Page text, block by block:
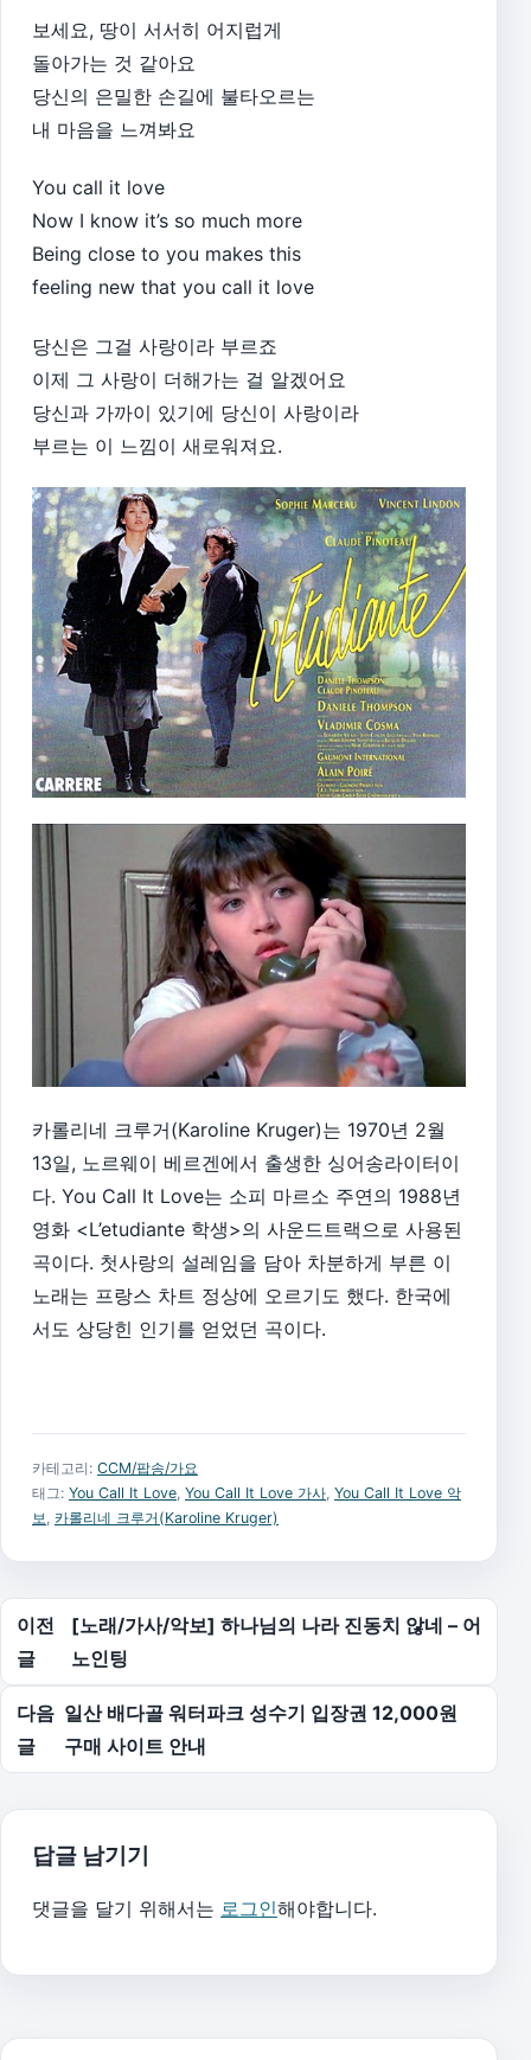
보세요, 땅이 서서히 어지럽게
돌아가는 것 같아요
당신의 은밀한 손길에 불타오르는
내 마음을 느껴봐요
You call it love
Now I know it’s so much more
Being close to you makes this
feeling new that you call it love
당신은 그걸 사랑이라 부르죠
이제 그 사랑이 더해가는 걸 알겠어요
당신과 가까이 있기에 당신이 사랑이라
부르는 이 느낌이 새로워져요.
카롤리네 크루거(Karoline Kruger)는 1970년 2월
13일, 노르웨이 베르겐에서 출생한 싱어송라이터이
다. You Call It Love는 소피 마르소 주연의 1988년
영화 <L’etudiante 학생>의 사운드트랙으로 사용된
곡이다. 첫사랑의 설레임을 담아 차분하게 부른 이
노래는 프랑스 차트 정상에 오르기도 했다. 한국에
서도 상당힌 인기를 얻었던 곡이다.
카테고리: CCM/팝송/가요
태그: You Call It Love You Call It Love 가사 You Call It Love 악
보 카롤리네 크루거(Karoline Kruger)
글 탐색
이전
글
[노래/가사/악보] 하나님의 나라 진동치 않네 – 어
노인팅
다음
글
일산 배다골 워터파크 성수기 입장권 12,000원
구매 사이트 안내
답글 남기기
댓글을 달기 위해서는 로그인해야합니다.